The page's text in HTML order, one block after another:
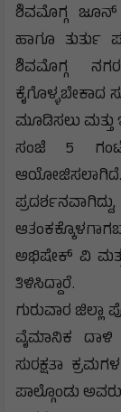
ಶಿವಮೊಗ್ಗ ಜೂನ್
ಹಾಗೂ ತುರ್ತು
ಶಿವಮೊಗ್ಗ
ಕೈಗೊಳ್ಳಬೇಕಾದ
ಮೂಡಿಸಲು ಮತ್ತು
ಸಂಜೆ 5
ಆಯೋಜಿಸಲಾಗಿದೆ.
ಅಭಿಷೇಕ್ ವಿ
ತಿಳಿಸಿದ್ದಾರೆ.
ಗುರುವಾರ
ವೈಮಾನಿಕ ದಾಳಿ
ಸುರಕ್ಷತಾ
ಪಾಲ್ಗೊಂಡು